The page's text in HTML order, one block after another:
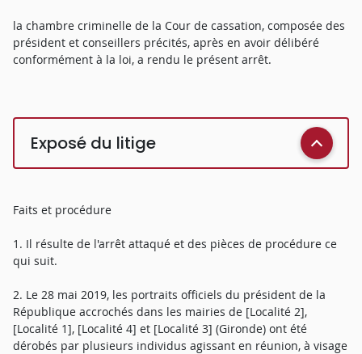
la chambre criminelle de la Cour de cassation, composée des
président et conseillers précités, après en avoir délibéré
conformément à la loi, a rendu le présent arrêt.
Exposé du litige
Faits et procédure
1. Il résulte de l'arrêt attaqué et des pièces de procédure ce
qui suit.
2. Le 28 mai 2019, les portraits officiels du président de la
République accrochés dans les mairies de [Localité 2],
[Localité 1], [Localité 4] et [Localité 3] (Gironde) ont été
dérobés par plusieurs individus agissant en réunion, à visage